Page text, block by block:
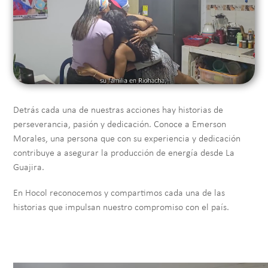
Detrás cada una de nuestras acciones hay historias de
perseverancia, pasión y dedicación. Conoce a Emerson
Morales, una persona que con su experiencia y dedicación
contribuye a asegurar la producción de energía desde La
Guajira.
En Hocol reconocemos y compartimos cada una de las
historias que impulsan nuestro compromiso con el país.